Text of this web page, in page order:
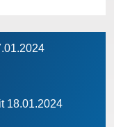
18.01.2024